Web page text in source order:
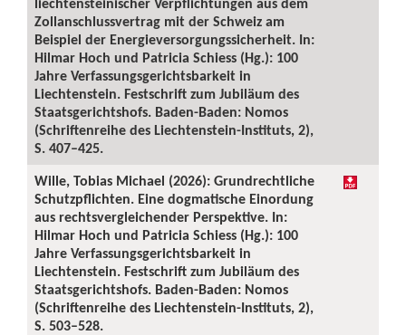
Zollanschlussvertrag mit der Schweiz am
Beispiel der Energieversorgungssicherheit. In:
Hilmar Hoch und Patricia Schiess (Hg.): 100
Jahre Verfassungsgerichtsbarkeit in
Liechtenstein. Festschrift zum Jubiläum des
Staatsgerichtshofs. Baden-Baden: Nomos
(Schriftenreihe des Liechtenstein-Instituts, 2),
S. 407–425.
Wille, Tobias Michael (2026): Grundrechtliche
Schutzpflichten. Eine dogmatische Einordung
aus rechtsvergleichender Perspektive. In:
Hilmar Hoch und Patricia Schiess (Hg.): 100
Jahre Verfassungsgerichtsbarkeit in
Liechtenstein. Festschrift zum Jubiläum des
Staatsgerichtshofs. Baden-Baden: Nomos
(Schriftenreihe des Liechtenstein-Instituts, 2),
S. 503–528.